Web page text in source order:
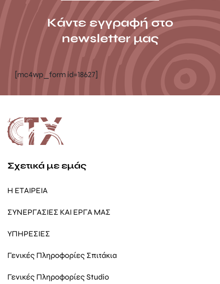
Κάντε εγγραφή στο
newsletter μας
[mc4wp_form id=18627]
Σχετικά με εμάς
Η ΕΤΑΙΡΕΙΑ
ΣΥΝΕΡΓΑΣΙΕΣ ΚΑΙ ΕΡΓΑ ΜΑΣ
ΥΠΗΡΕΣΙΕΣ
Γενικές Πληροφορίες Σπιτάκια
Γενικές Πληροφορίες Studio